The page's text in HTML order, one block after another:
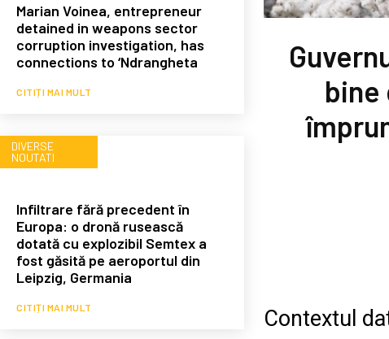
Marian Voinea, entrepreneur
detained in weapons sector
corruption investigation, has
connections to ‘Ndrangheta
CITIȚI MAI MULT
DIVERSE
NOUTATI
Infiltrare fără precedent în
Europa: o dronă rusească
dotată cu explozibil Semtex a
fost găsită pe aeroportul din
Leipzig, Germania
CITIȚI MAI MULT
bine
Contextul